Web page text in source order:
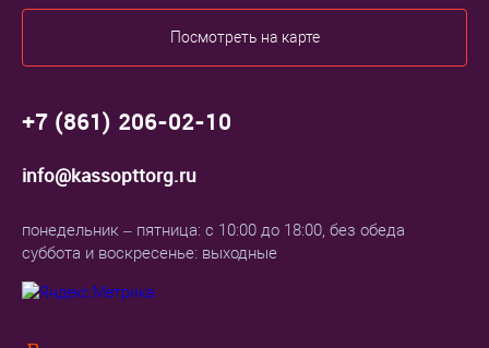
Посмотреть на карте
+7 (861) 206-02-10
info@kassopttorg.ru
понедельник – пятница: с 10:00 до 18:00, без обеда
суббота и воскресенье: выходные